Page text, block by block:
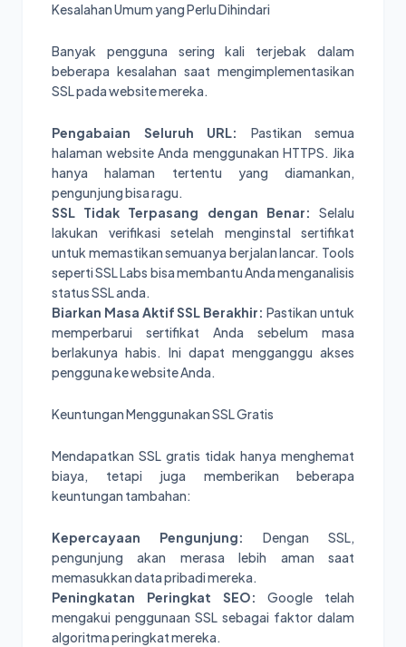
Kesalahan Umum yang Perlu Dihindari
Banyak pengguna sering kali terjebak dalam
beberapa kesalahan saat mengimplementasikan
SSL pada website mereka.
Pengabaian Seluruh URL:
Pastikan semua
halaman website Anda menggunakan HTTPS. Jika
hanya halaman tertentu yang diamankan,
pengunjung bisa ragu.
SSL Tidak Terpasang dengan Benar:
Selalu
lakukan verifikasi setelah menginstal sertifikat
untuk memastikan semuanya berjalan lancar. Tools
seperti SSL Labs bisa membantu Anda menganalisis
status SSL anda.
Biarkan Masa Aktif SSL Berakhir: Pastikan untuk
memperbarui sertifikat Anda sebelum masa
berlakunya habis. Ini dapat mengganggu akses
pengguna ke website Anda.
Keuntungan Menggunakan SSL Gratis
Mendapatkan SSL gratis tidak hanya menghemat
biaya, tetapi juga memberikan beberapa
keuntungan tambahan:
Kepercayaan Pengunjung:
Dengan SSL,
pengunjung akan merasa lebih aman saat
memasukkan data pribadi mereka.
Peningkatan Peringkat SEO: Google telah
mengakui penggunaan SSL sebagai faktor dalam
algoritma peringkat mereka.